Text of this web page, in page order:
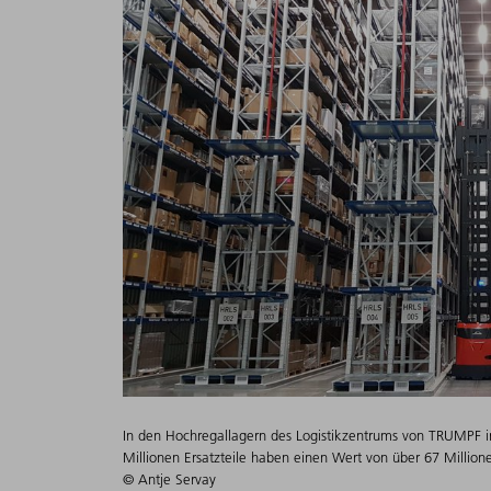
In den Hochregallagern des Logistikzentrums von
Millionen Ersatzteile haben einen Wert von über 67
© Antje Servay